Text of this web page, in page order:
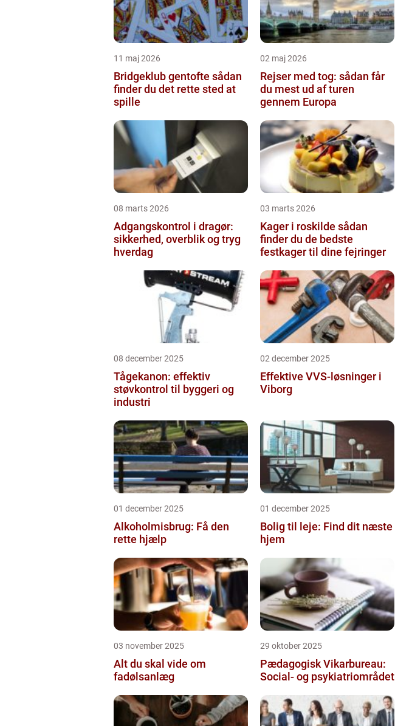
11 maj 2026
Bridgeklub gentofte sådan
finder du det rette sted at
spille
02 maj 2026
Rejser med tog: sådan får
du mest ud af turen
gennem Europa
08 marts 2026
Adgangskontrol i dragør:
sikkerhed, overblik og tryg
hverdag
03 marts 2026
Kager i roskilde sådan
finder du de bedste
festkager til dine fejringer
08 december 2025
Tågekanon: effektiv
støvkontrol til byggeri og
industri
02 december 2025
Effektive VVS-løsninger i
Viborg
01 december 2025
Alkoholmisbrug: Få den
rette hjælp
01 december 2025
Bolig til leje: Find dit næste
hjem
03 november 2025
Alt du skal vide om
fadølsanlæg
29 oktober 2025
Pædagogisk Vikarbureau:
Social- og psykiatriområdet